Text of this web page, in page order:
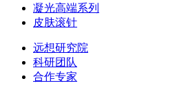
凝光高端系列
皮肤滚针
远想研究院
科研团队
合作专家